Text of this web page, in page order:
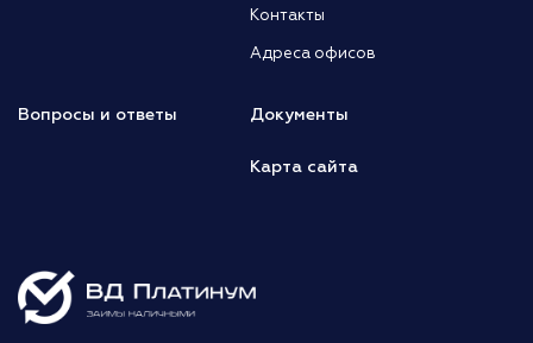
Контакты
Адреса офисов
Вопросы и ответы Документы
Карта сайта